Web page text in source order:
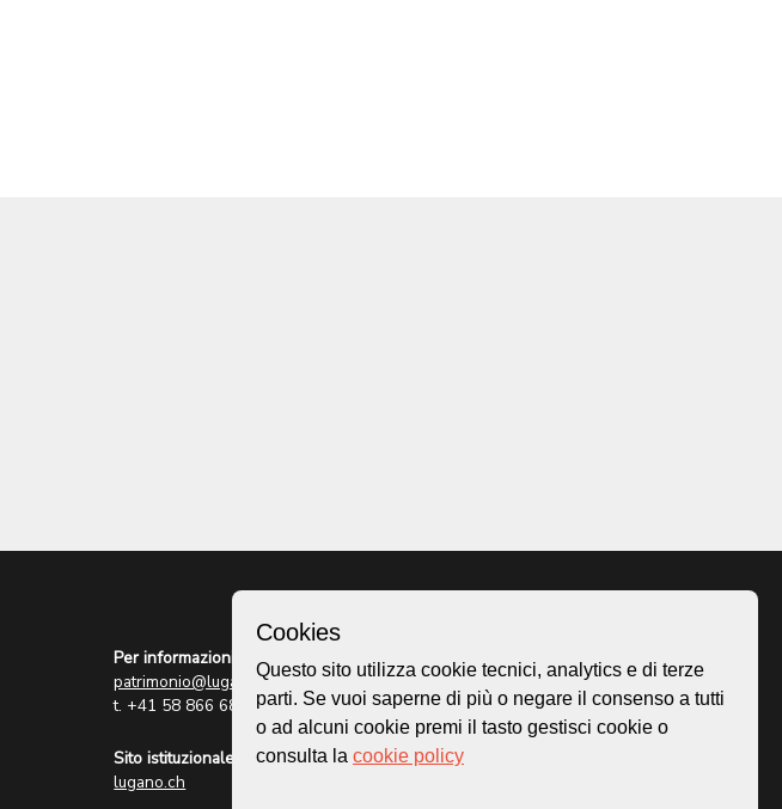
Per informazioni:
patrimonio@lugano.ch
t. +41 58 866 68 50
Sito istituzionale:
lugano.ch
Homepage
Mappa
Storie
Cookies
Questo sito utilizza cookie tecnici, analytics e di terze
parti. Se vuoi saperne di più o negare il consenso a tutti
o ad alcuni cookie premi il tasto gestisci cookie o
consulta la cookie policy